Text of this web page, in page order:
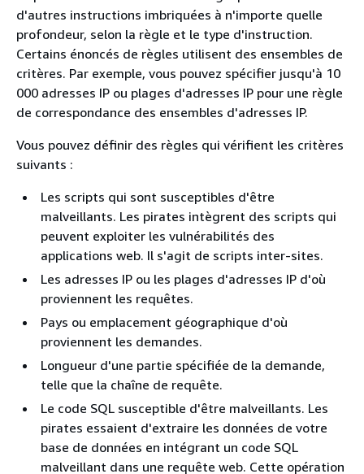
d'autres instructions imbriquées à n'importe quelle
profondeur, selon la règle et le type d'instruction.
Certains énoncés de règles utilisent des ensembles de
critères. Par exemple, vous pouvez spécifier jusqu'à 10
000 adresses IP ou plages d'adresses IP pour une règle
de correspondance des ensembles d'adresses IP.
Vous pouvez définir des règles qui vérifient les critères
suivants :
Les scripts qui sont susceptibles d'être
malveillants. Les pirates intègrent des scripts qui
peuvent exploiter les vulnérabilités des
applications web. Il s'agit de scripts inter-sites.
Les adresses IP ou les plages d'adresses IP d'où
proviennent les requêtes.
Pays ou emplacement géographique d'où
proviennent les demandes.
Longueur d'une partie spécifiée de la demande,
telle que la chaîne de requête.
Le code SQL susceptible d'être malveillants. Les
pirates essaient d'extraire les données de votre
base de données en intégrant un code SQL
malveillant dans une requête web. Cette opération